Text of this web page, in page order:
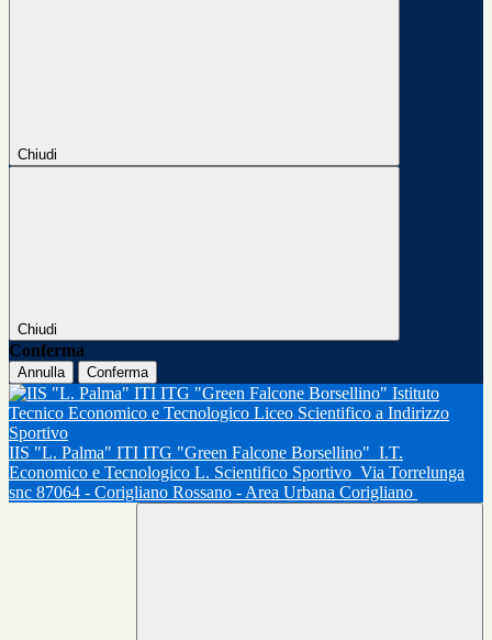
Chiudi
Chiudi
Conferma
Annulla Conferma
IIS "L. Palma" ITI ITG "Green Falcone Borsellino" I.T.
Economico e Tecnologico L. Scientifico Sportivo Via Torrelunga
snc 87064 - Corigliano Rossano - Area Urbana Corigliano